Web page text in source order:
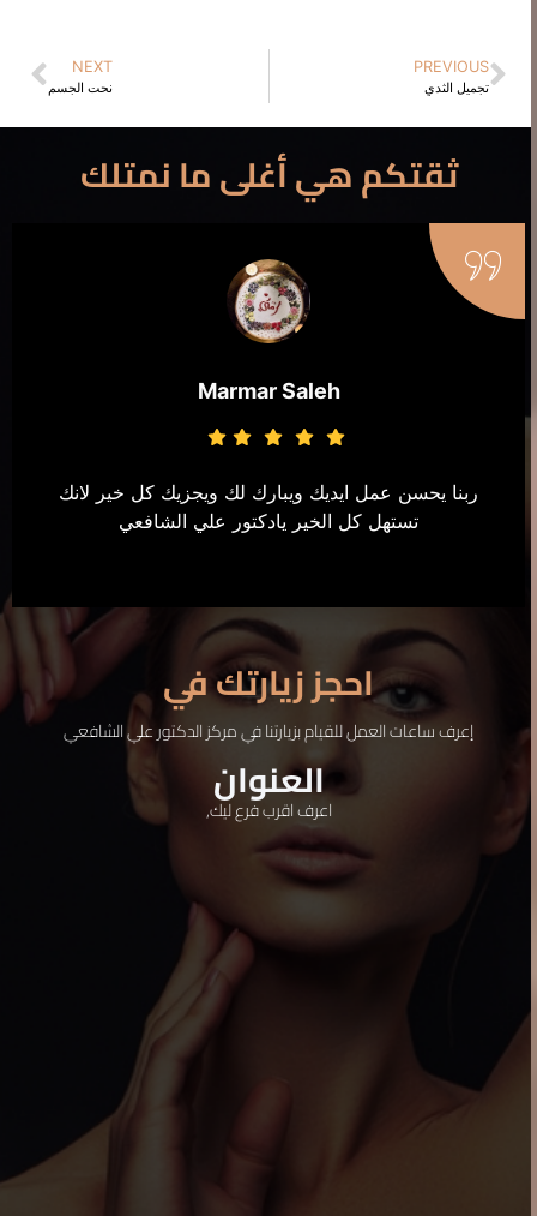
PREVIOUS
تجميل الثدي
NEXT
نحت الجسم
ثقتكم هي أغلى ما نمتلك
Marmar Saleh
ربنا يحسن عمل ايديك ويبارك لك ويجزيك كل خير لانك
تستهل كل الخير يادكتور علي الشافعي
احجز زيارتك في
إعرف ساعات العمل للقيام بزيارتنا في مركز الدكتور علي الشافعي
العنوان
اعرف اقرب فرع ليك,